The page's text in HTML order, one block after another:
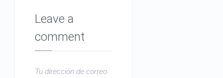
Leave a
comment
Tu dirección de correo